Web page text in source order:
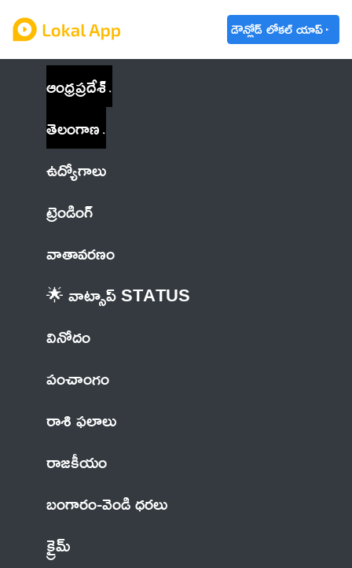
డౌన్లోడ్ లోకల్ యాప్
ఆంధ్రప్రదేశ్
తెలంగాణ
ఉద్యోగాలు
ట్రెండింగ్
వాతావరణం
🌟 వాట్సాప్ STATUS
వినోదం
పంచాంగం
రాశి ఫలాలు
రాజకీయం
బంగారం-వెండి ధరలు
క్రైమ్